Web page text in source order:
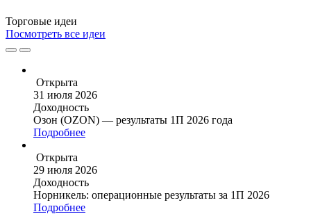
Торговые идеи
Посмотреть все идеи
Открыта
31 июля 2026
Доходность
Озон (OZON) — результаты 1П 2026 года
Подробнее
Открыта
29 июля 2026
Доходность
Норникель: операционные результаты за 1П 2026
Подробнее